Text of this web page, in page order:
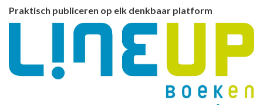
Praktisch publiceren op elk denkbaar platform